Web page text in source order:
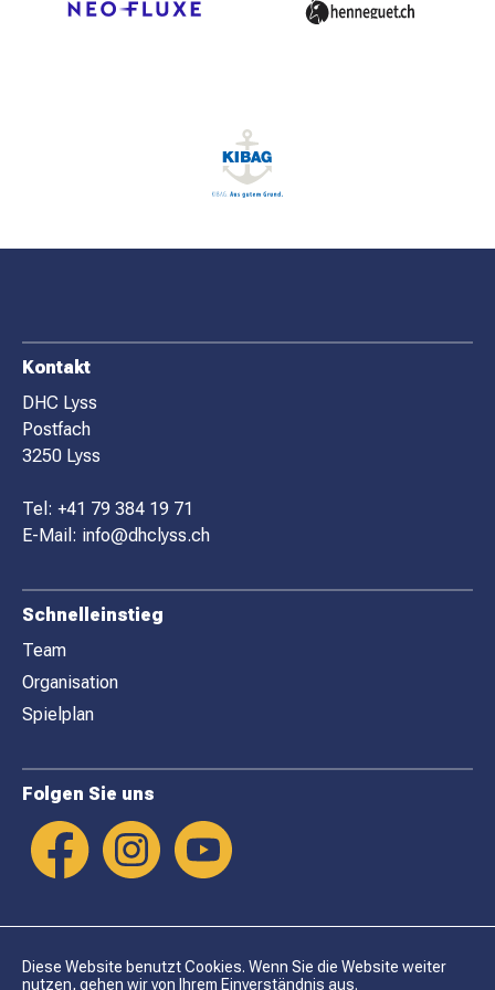
MATCHBESUCH
F
O
O
T
E
R
Kontakt
DHC Lyss
Postfach
3250 Lyss
Tel: +41 79 384 19 71
E-Mail: info@dhclyss.ch
Schnelleinstieg
Team
Organisation
Spielplan
Folgen Sie uns
Diese Website benutzt Cookies. Wenn Sie die Website weiter
nutzen, gehen wir von Ihrem Einverständnis aus.